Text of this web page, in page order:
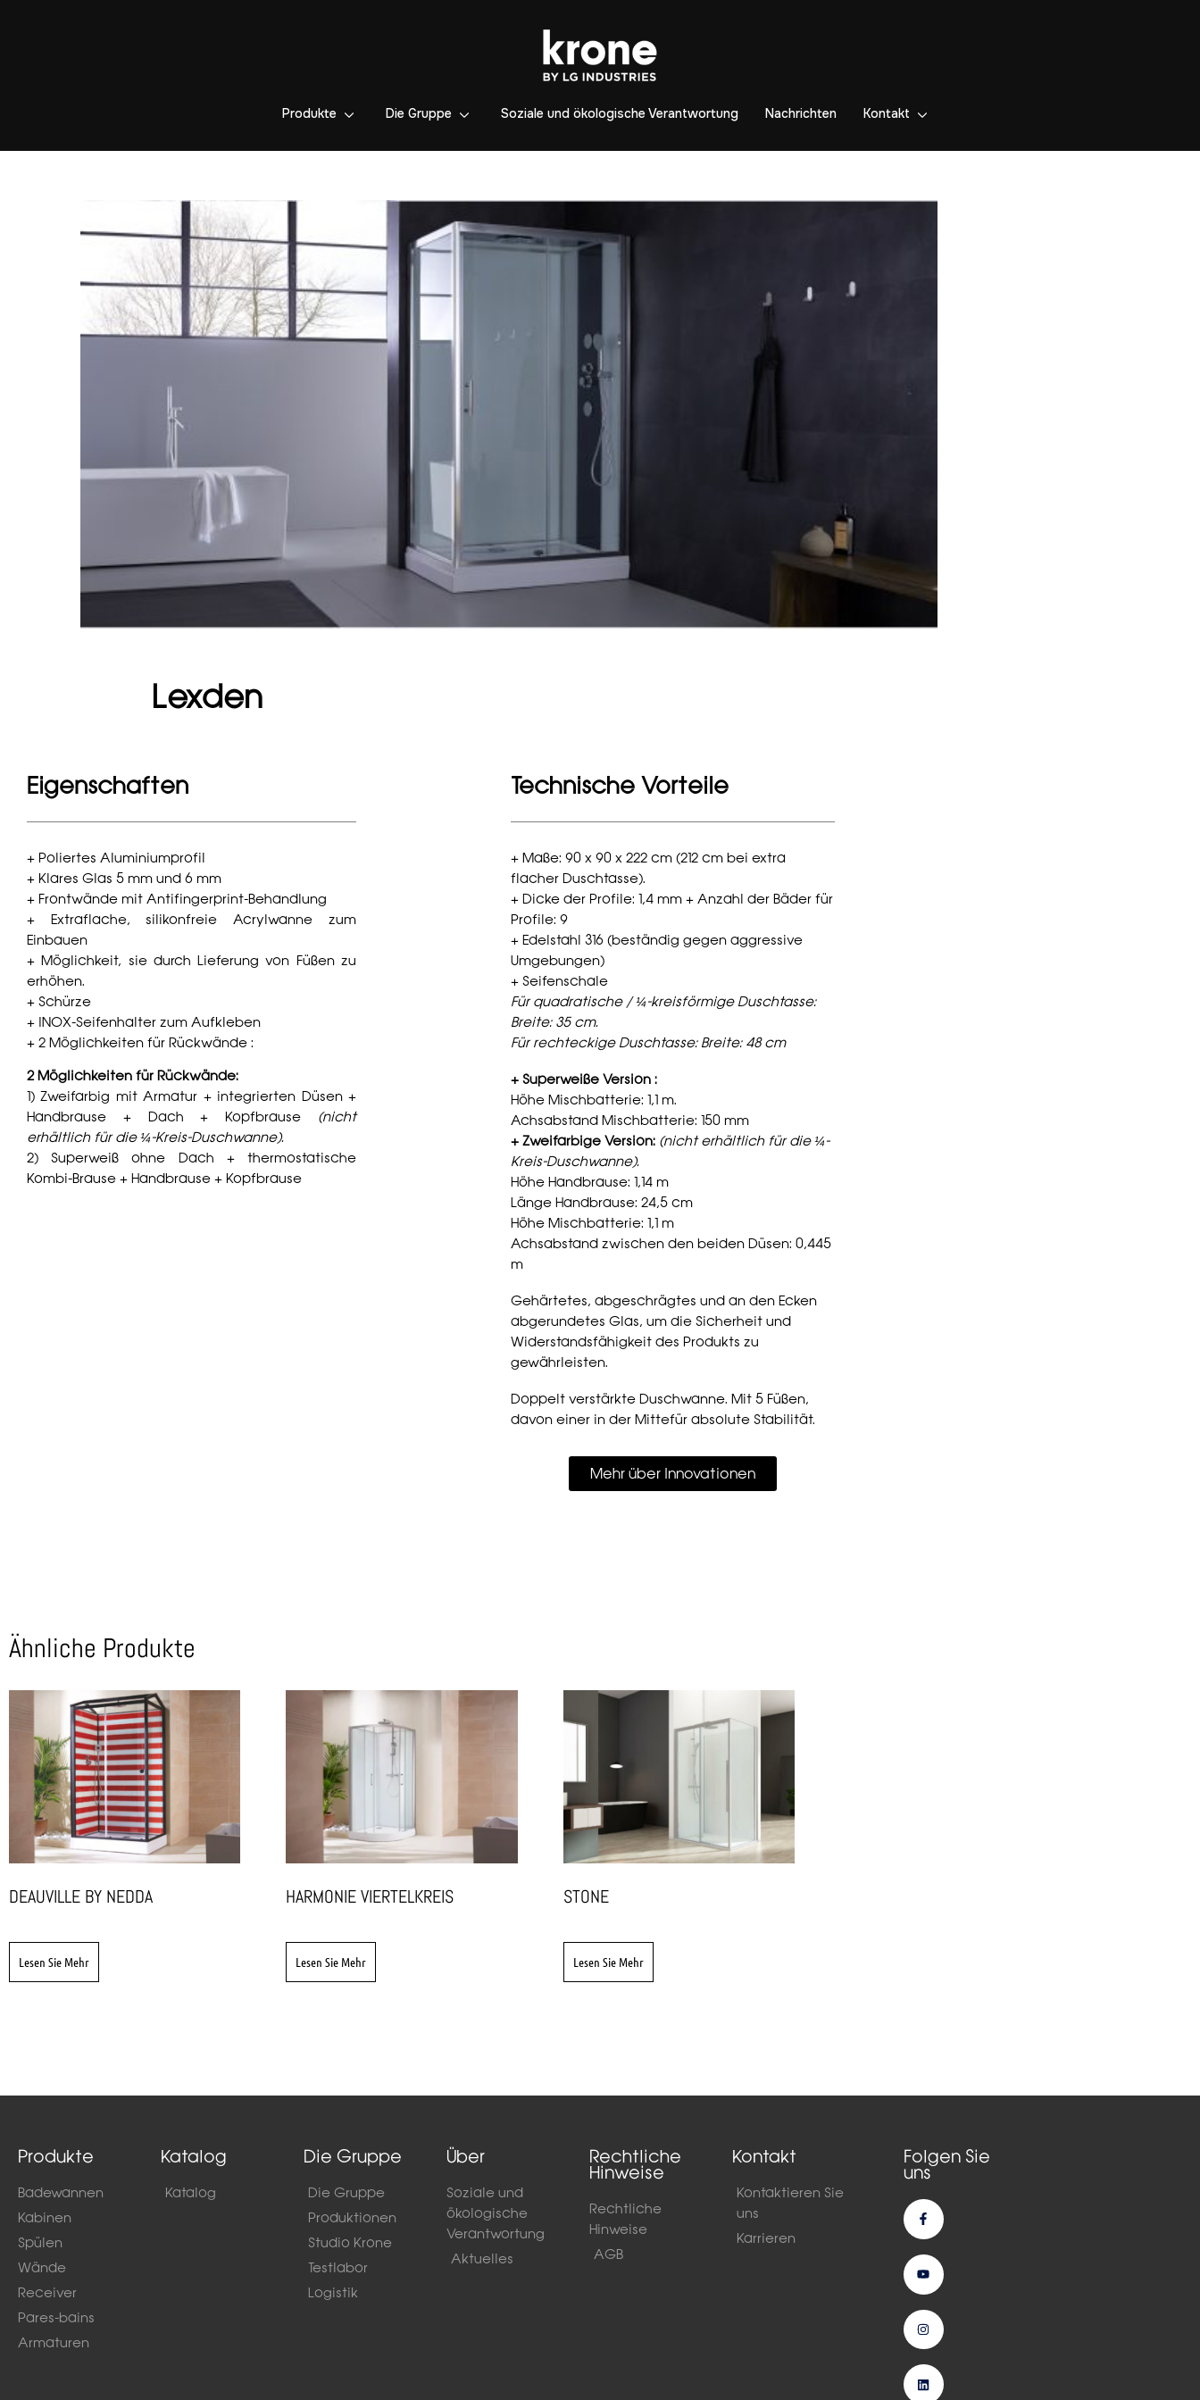
Produkte Die Gruppe Soziale und ökologische Verantwortung Nachrichten Kontakt
Lexden
Eigenschaften
+ Poliertes Aluminiumprofil
+ Klares Glas 5 mm und 6 mm
+ Frontwände mit Antifingerprint-Behandlung
+ Extraflache, silikonfreie Acrylwanne zum
Einbauen
+ Möglichkeit, sie durch Lieferung von Füßen zu
erhöhen.
+ Schürze
+ INOX-Seifenhalter zum Aufkleben
+ 2 Möglichkeiten für Rückwände :
2 Möglichkeiten für Rückwände:
1) Zweifarbig mit Armatur + integrierten Düsen +
Handbrause + Dach + Kopfbrause (nicht
erhältlich für die ¼-Kreis-Duschwanne).
2) Superweiß ohne Dach + thermostatische
Kombi-Brause + Handbrause + Kopfbrause
Technische Vorteile
+ Maße: 90 x 90 x 222 cm (212 cm bei extra
flacher Duschtasse).
+ Dicke der Profile: 1,4 mm + Anzahl der Bäder für
Profile: 9
+ Edelstahl 316 (beständig gegen aggressive
Umgebungen)
+ Seifenschale
Für quadratische / ¼-kreisförmige Duschtasse:
Breite: 35 cm.
Für rechteckige Duschtasse: Breite: 48 cm
+ Superweiße Version :
Höhe Mischbatterie: 1,1 m.
Achsabstand Mischbatterie: 150 mm
+ Zweifarbige Version: (nicht erhältlich für die ¼-
Kreis-Duschwanne).
Höhe Handbrause: 1,14 m
Länge Handbrause: 24,5 cm
Höhe Mischbatterie: 1,1 m
Achsabstand zwischen den beiden Düsen: 0,445
m
Gehärtetes, abgeschrägtes und an den Ecken
abgerundetes Glas, um die Sicherheit und
Widerstandsfähigkeit des Produkts zu
gewährleisten.
Doppelt verstärkte Duschwanne. Mit 5 Füßen,
davon einer in der Mittefür absolute Stabilität.
Mehr über Innovationen
Ähnliche Produkte
DEAUVILLE BY NEDDA
Lesen Sie Mehr
HARMONIE VIERTELKREIS
Lesen Sie Mehr
STONE
Lesen Sie Mehr
Produkte
Badewannen
Kabinen
Spülen
Wände
Receiver
Pares-bains
Armaturen
Katalog
Katalog
Die Gruppe
Die Gruppe
Produktionen
Studio Krone
Testlabor
Logistik
Über
Soziale und
ökologische
Verantwortung
Aktuelles
Rechtliche
Hinweise
Rechtliche
Hinweise
AGB
Kontakt
Kontaktieren Sie
uns
Karrieren
Folgen Sie
uns